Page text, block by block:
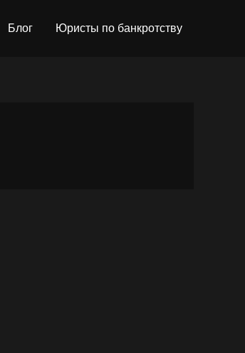
Блог Юристы по банкротству